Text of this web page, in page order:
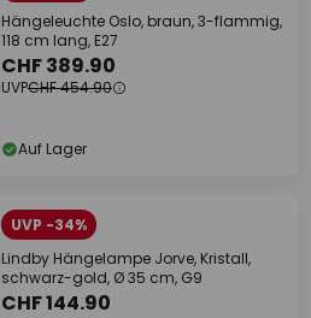
Hängeleuchte Oslo, braun, 3-flammig,
118 cm lang, E27
CHF 389.90
UVPCHF 454.90
Auf Lager
UVP -34%
Lindby Hängelampe Jorve, Kristall,
schwarz-gold, Ø 35 cm, G9
CHF 144.90